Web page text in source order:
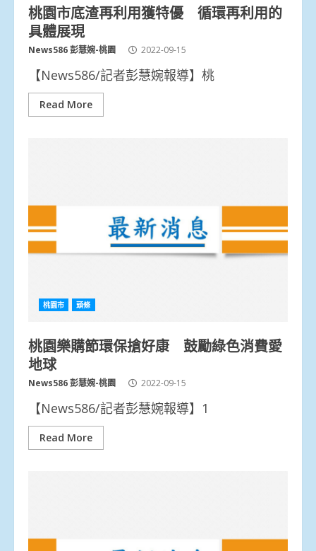
桃園市底渣再利用獲特優 循環再利用的
具體展現
News586 彭慧婉-桃園 2022-09-15
【News586/記者彭慧婉報導】桃
Read More
桃園市 頭條
桃園樂購節環保搶好康 鼓勵綠色消費愛
地球
News586 彭慧婉-桃園 2022-09-15
【News586/記者彭慧婉報導】1
Read More